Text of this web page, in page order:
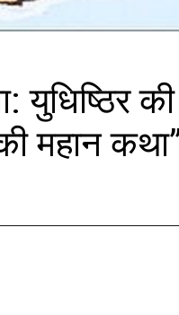
युधिष्ठिर की
महान